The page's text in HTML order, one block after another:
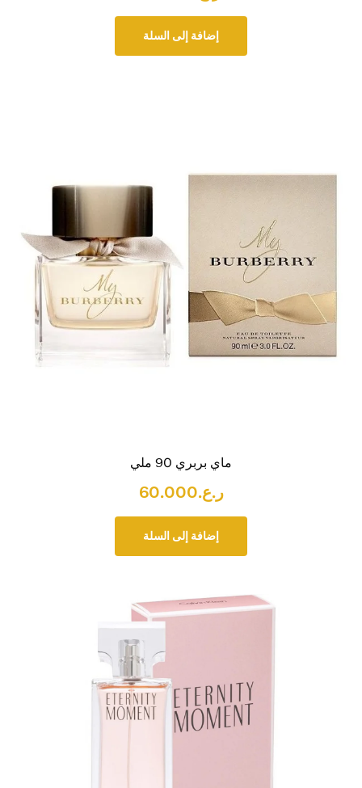
إضافة إلى السلة
ماي بربري 90 ملي
ر.ع.60.000
إضافة إلى السلة